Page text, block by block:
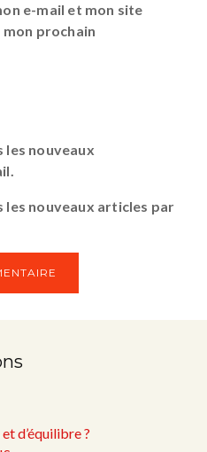
e-mail et mon site
prochain
les nouveaux
les nouveaux articles par
d’équilibre ?